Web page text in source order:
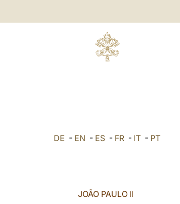
DE - EN - ES - FR - IT - PT
JOÃO PAULO II